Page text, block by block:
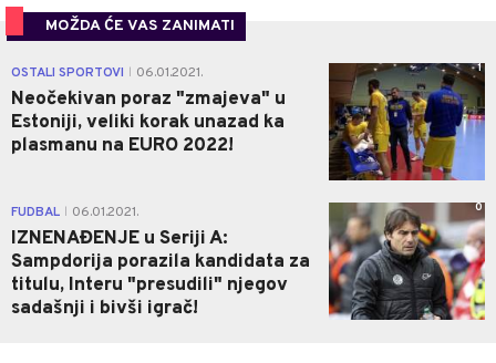
MOŽDA ĆE VAS ZANIMATI
OSTALI SPORTOVI 06.01.2021.
Neočekivan poraz "zmajeva" u
Estoniji, veliki korak unazad ka
plasmanu na EURO 2022!
1
FUDBAL 06.01.2021.
IZNENAĐENJE u Seriji A:
Sampdorija porazila kandidata za
titulu, Interu "presudili" njegov
sadašnji i bivši igrač!
0